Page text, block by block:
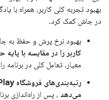
بهبود تجربه کلی کاربر، همراه با
در جاش کمک کرد.
بهبود نرخ پرش و حفظ به
کاربر را در مقایسه با
معیار، تعامل کلی در برنامه
می‌دهد ، پس از راه‌اندازی